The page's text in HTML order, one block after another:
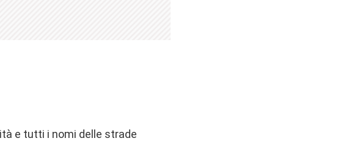
e tutti i nomi delle strade